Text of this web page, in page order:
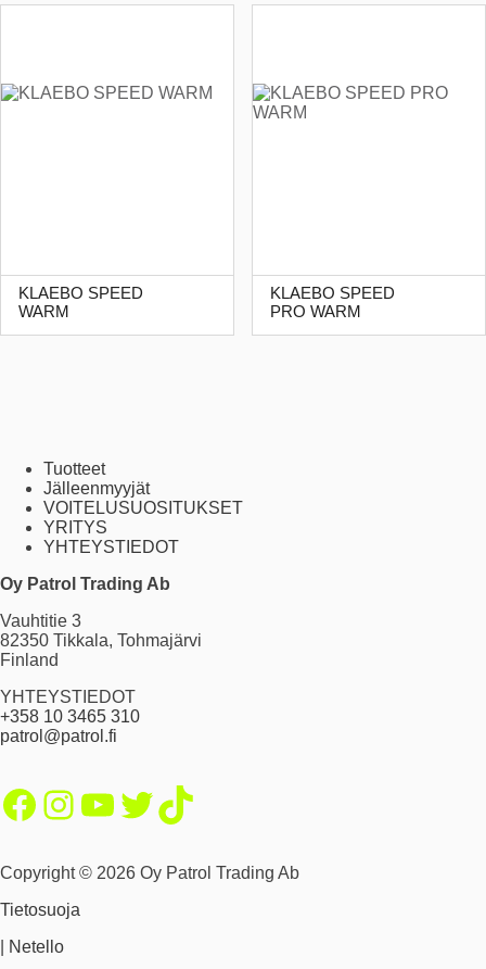
KLAEBO SPEED
WARM
KLAEBO SPEED
PRO WARM
Tuotteet
Jälleenmyyjät
VOITELUSUOSITUKSET
YRITYS
YHTEYSTIEDOT
Oy Patrol Trading Ab
Vauhtitie 3
82350 Tikkala, Tohmajärvi
Finland
YHTEYSTIEDOT
+358 10 3465 310
patrol@patrol.fi
Facebook
Instagram
YouTube
Twitter
TikTok
Copyright © 2026 Oy Patrol Trading Ab
Tietosuoja
Netello